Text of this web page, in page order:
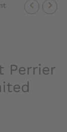
Perrier